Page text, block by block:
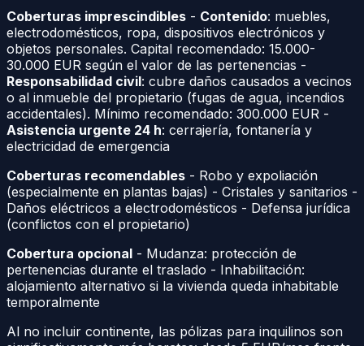
Coberturas imprescindibles - Contenido: muebles,
electrodomésticos, ropa, dispositivos electrónicos y
objetos personales. Capital recomendado: 15.000-
30.000 EUR según el valor de las pertenencias -
Responsabilidad civil: cubre daños causados a vecinos
o al inmueble del propietario (fugas de agua, incendios
accidentales). Mínimo recomendado: 300.000 EUR -
Asistencia urgente 24 h: cerrajería, fontanería y
electricidad de emergencia
Coberturas recomendables - Robo y expoliación
(especialmente en plantas bajas) - Cristales y sanitarios -
Daños eléctricos a electrodomésticos - Defensa jurídica
(conflictos con el propietario)
Cobertura opcional - Mudanza: protección de
pertenencias durante el traslado - Inhabilitación:
alojamiento alternativo si la vivienda queda inhabitable
temporalmente
Al no incluir continente, las pólizas para inquilinos son